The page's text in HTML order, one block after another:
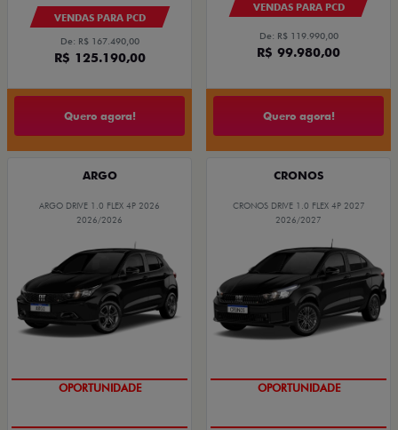
VENDAS PARA PCD
De: R$ 167.490,00
R$ 125.190,00
Quero agora!
VENDAS PARA PCD
De: R$ 119.990,00
R$ 99.980,00
Quero agora!
ARGO
ARGO DRIVE 1.0 FLEX 4P 2026
2026/2026
OPORTUNIDADE
CRONOS
CRONOS DRIVE 1.0 FLEX 4P 2027
2026/2027
OPORTUNIDADE